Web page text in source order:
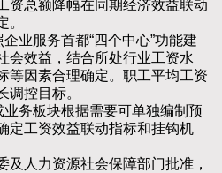
资总额降幅在同期经济效益联动
。
服务首都“四个中心”功能建
会效益，结合所处行业工资水
等因素合理确定。职工平均工资
调控目标。
务板块根据需要可单独编制预
定工资效益联动指标和挂钩机
力资源社会保障部门批准，